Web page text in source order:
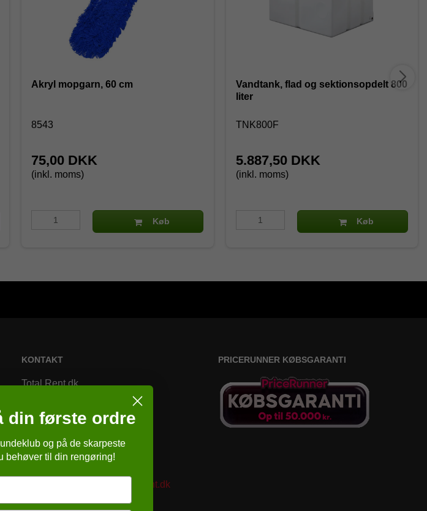
Akryl mopgarn, 60 cm
8543
75,00 DKK
(inkl. moms)
Køb
Vandtank, flad og sektionsopdelt 800
liter
TNK800F
5.887,50 DKK
(inkl. moms)
Køb
KONTAKT
Total Rent.dk
8230 Åbyhøj
Danmark
Telefonnr.
86257651
kundeservice@totalrent.dk
PRICERUNNER KØBSGARANTI
din første ordre
og på de skarpeste
behøver til din rengøring!